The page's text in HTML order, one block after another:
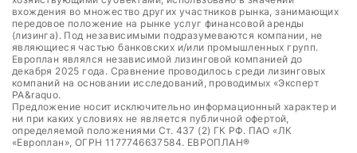
вхождения во множество других участников рынка, занимающих
передовое положение на рынке услуг финансовой аренды
(лизинга). Под независимыми подразумеваются компании, не
являющиеся частью банковских и/или промышленных групп.
Европлан являлся независимой лизинговой компанией до
декабря 2025 года. Сравнение проводилось среди лизинговых
компаний на основании исследований, проводимых «Эксперт
РА&raquo.
Предложение носит исключительно информационный характер и
ни при каких условиях не является публичной офертой,
определяемой положениями Ст. 437 (2) ГК РФ. ПАО «ЛК
«Европлан», ОГРН 1177746637584. ЕВРОПЛАН®